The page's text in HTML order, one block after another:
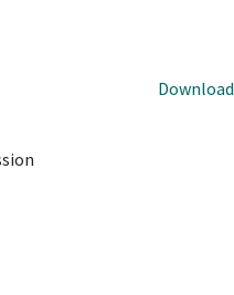
Download